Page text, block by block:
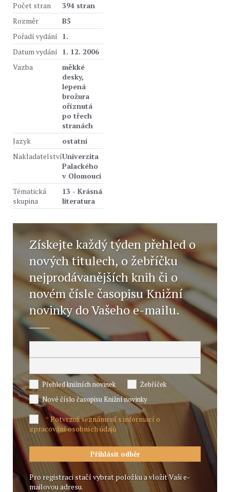
Počet stran
394 stran
Rozměr
B5
Pořadí vydání 1.
Datum vydání 1. 12. 2006
Vazba
měkké
desky,
lepená
brožura
oříznutá
po třech
stranách
Jazyk
ostatní
NakladatelstvíUniverzita
Palackého
v Olomouci
Tématická
skupina
13 - Krásná
literatura
Získejte každý týden přehled o
nových titulech, o žebříčku
nejprodávanějších knih či o
novém čísle časopisu Knižní
novinky do Vašeho e-mailu.
Přehled knižních novinek
Žebříček
Nové číslo časopisu Knižní novinky
*Potvrzuji seznámení s informací o
zpracování osobních údajů
Pro registraci stačí vybrat položku a vložit Vaši e-
mailovou adresu.